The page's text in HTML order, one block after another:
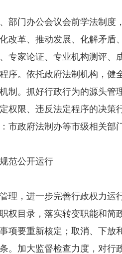
门办公会议会前学法制度
改革、推动发展、化解矛盾
专家论证、专业机构测评、
序。依托政府法制机构，健
制。抓好行政行为的源头管
权限、违反法定程序的决策
市政府法制办等市级相关部
范公开运行
，进一步完善行政权力运
权目录，落实转变职能和简
项要重新核定；取消、下放
。加大监督检查力度，对行